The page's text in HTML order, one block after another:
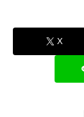
X